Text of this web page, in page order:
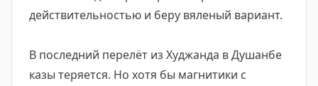
действительностью и беру вяленый вариант.
В последний перелёт из Худжанда в Душанбе
казы теряется. Но хотя бы магнитики с